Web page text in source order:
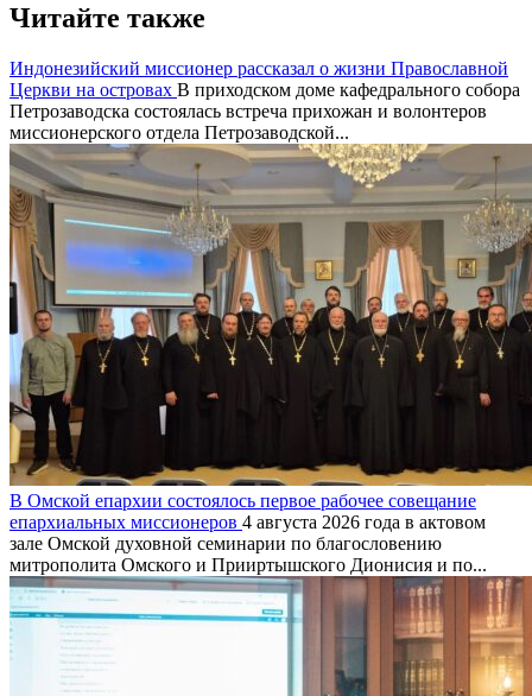
Читайте также
Индонезийский миссионер рассказал о жизни Православной
Церкви на островах В приходском доме кафедрального собора
Петрозаводска состоялась встреча прихожан и волонтеров
миссионерского отдела Петрозаводской...
В Омской епархии состоялось первое рабочее совещание
епархиальных миссионеров 4 августа 2026 года в актовом
зале Омской духовной семинарии по благословению
митрополита Омского и Прииртышского Дионисия и по...